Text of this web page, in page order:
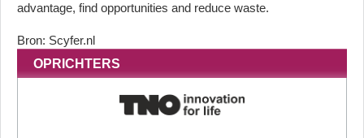
advantage, find opportunities and reduce waste.
Bron: Scyfer.nl
OPRICHTERS